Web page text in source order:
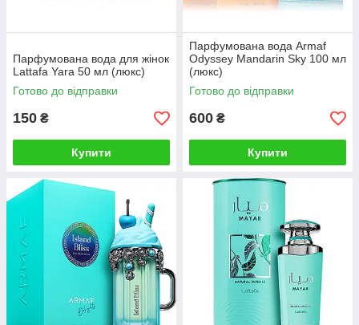
Парфумована вода для жінок
Lattafa Yara 50 мл (люкс)
Готово до відправки
150 ₴
Купити
Парфумована вода Armaf
Odyssey Mandarin Sky 100 мл
(люкс)
Готово до відправки
600 ₴
Купити